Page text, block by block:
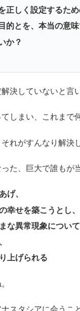
正しく設定するた
的とを、本当の意
か？
決していないと言
しまい、これまで
れがすんなり解決
た、巨大で誰もが
げ、
幸せを築こうとし、
な異常現象につい
上げられる
スタシアに会う